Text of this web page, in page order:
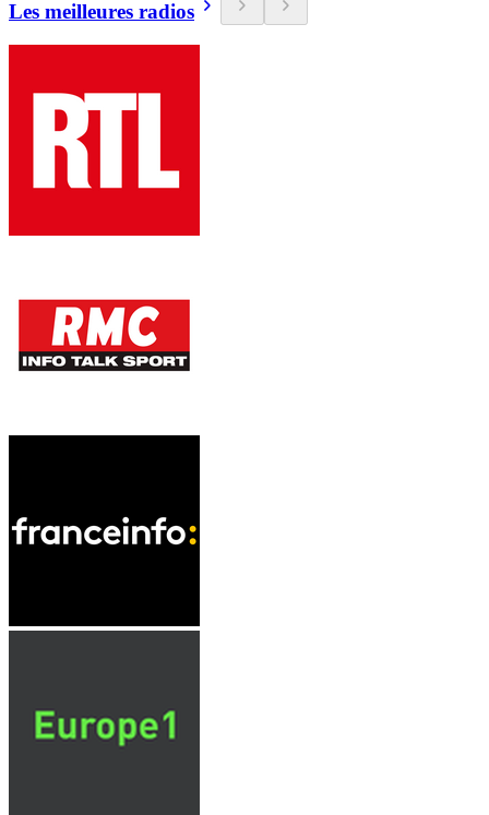
Les meilleures radios